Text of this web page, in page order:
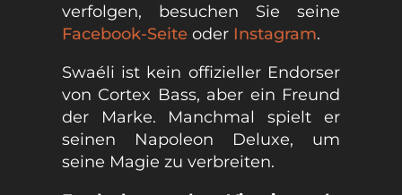
verfolgen, besuchen Sie seine
Facebook-Seiteoder Instagram.
Swaéli ist kein offizieller Endorser
von Cortex Bass, aber ein Freund
der Marke. Manchmal spielt er
seinen Napoleon Deluxe, um
seine Magie zu verbreiten.